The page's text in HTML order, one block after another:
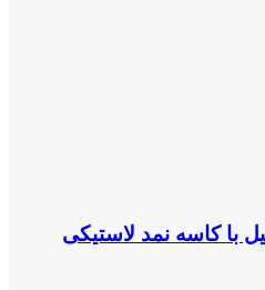
با کاسه نمد لاستیکی